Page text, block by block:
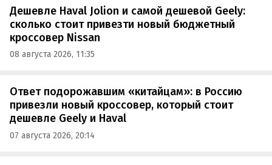
Дешевле Haval Jolion и самой дешевой Geely:
сколько стоит привезти новый бюджетный
кроссовер Nissan
08 августа 2026, 11:35
Ответ подорожавшим «китайцам»: в Россию
привезли новый кроссовер, который стоит
дешевле Geely и Haval
07 августа 2026, 20:14